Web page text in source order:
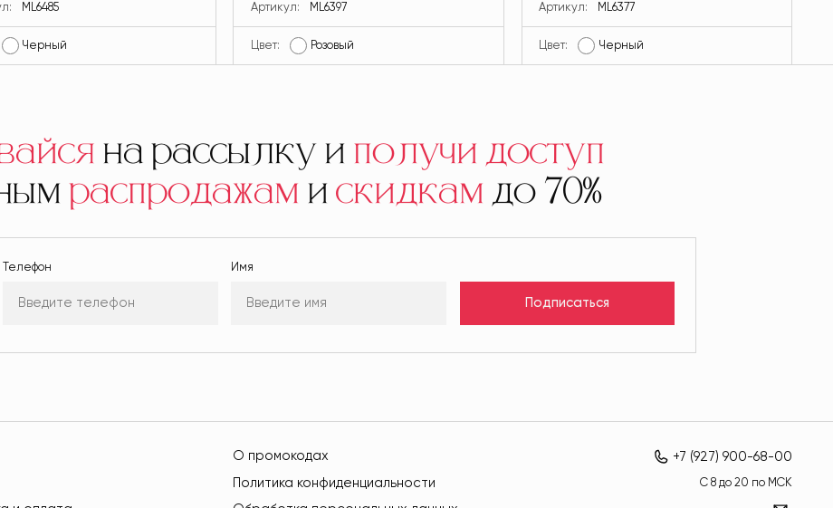
ML6485
Черный
Артикул: ML6397
Цвет: Розовый
Артикул: ML6377
Цвет: Черный
на рассылку иполучи доступ
распродажамискидкамдо 70%
Телефон Имя
Подписаться
О промокодах
Политика конфиденциальности
+7 (927) 900-68-00
C 8 до 20 по МСК